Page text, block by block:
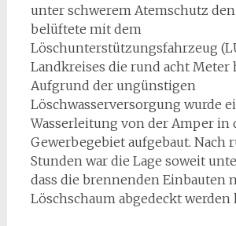
unter schwerem Atemschutz
belüftete mit dem
Löschunterstützungsfahrzeug
Landkreises die rund acht Meter
Aufgrund der ungünstigen
Löschwasserversorgung wurde
Wasserleitung von der Amper in
Gewerbegebiet aufgebaut. Nach
Stunden war die Lage soweit
dass die brennenden Einbauten
Löschschaum abgedeckt werden